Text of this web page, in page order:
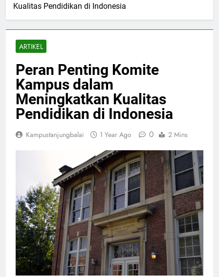
Kualitas Pendidikan di Indonesia
ARTIKEL
Peran Penting Komite
Kampus dalam
Meningkatkan Kualitas
Pendidikan di Indonesia
Kampustanjungbalai 1 Year Ago 0 2 Mins